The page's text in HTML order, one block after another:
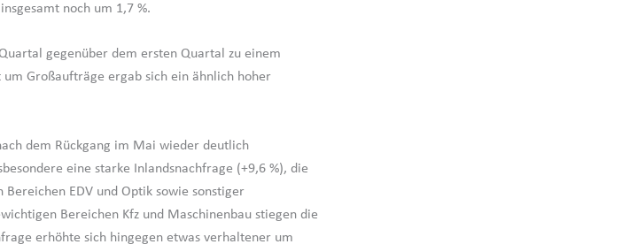
noch um 1,7 %.
gegenüber dem ersten Quartal zu einem
Großaufträge ergab sich ein ähnlich hoher
dem Rückgang im Mai wieder deutlich
eine starke Inlandsnachfrage (+9,6 %), die
EDV und Optik sowie sonstiger
Bereichen Kfz und Maschinenbau stiegen die
erhöhte sich hingegen etwas verhaltener um